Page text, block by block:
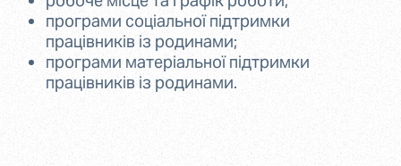
програми соціальної підтримки
працівників із родинами;
програми матеріальної підтримки
працівників із родинами.